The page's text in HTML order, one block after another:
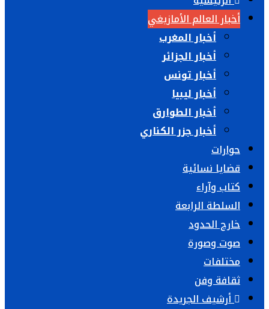
أخبار العالم الأمازيغي
أخبار المغرب
أخبار الجزائر
أخبار تونس
أخبار ليبيا
أخبار الطوارق
أخبار جزر الكناري
حوارات
قضايا نسائية
كتاب وآراء
السلطة الرابعة
خارج الحدود
صوت وصورة
مختلفات
ثقافة وفن
أرشيف الجريدة